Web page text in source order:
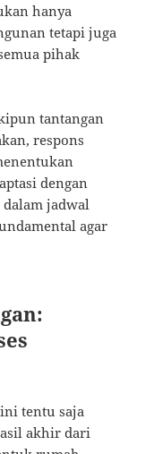
hanya
tetapi juga
pihak
tantangan
respons
dengan
jadwal
agar
tentu saja
akhir dari